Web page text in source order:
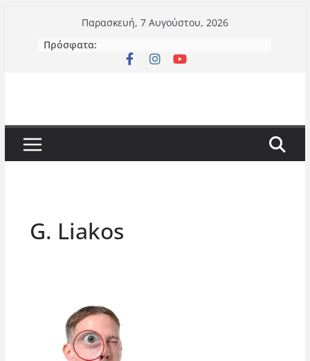
περιεχόμενο
Παρασκευή, 7 Αυγούστου, 2026
Πρόσφατα:
G. Liakos